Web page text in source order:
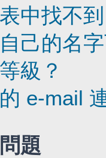
中找不
己的名
級？
e-mail
題